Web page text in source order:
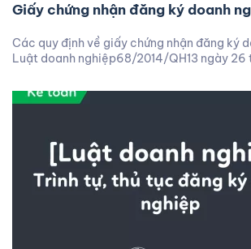
Giấy chứng nhận đăng ký doanh
Các quy định về giấy chứng nhận đăng ký
Luật doanh nghiệp68/2014/QH13 ngày 26